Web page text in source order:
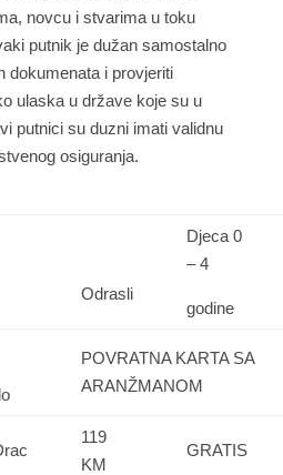
novcu i stvarima u toku
putnik je dužan samostalno
dokumenata i provjeriti
ulaska u države koje su u
putnici su duzni imati validnu
osiguranja.
Odrasli
Djeca 0
– 4
godine
POVRATNA KARTA SA
ARANŽMANOM
119
KM
GRATIS